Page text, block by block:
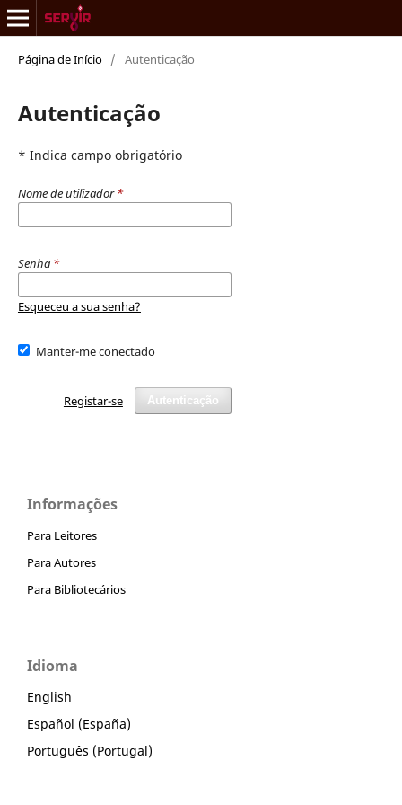
Página de Início / Autenticação
Autenticação
* Indica campo obrigatório
Nome de utilizador*
Senha *
Esqueceu a sua senha?
Manter-me conectado
Autenticação
Registar-se
Informações
Para Leitores
Para Autores
Para Bibliotecários
Idioma
English
Español (España)
Português (Portugal)